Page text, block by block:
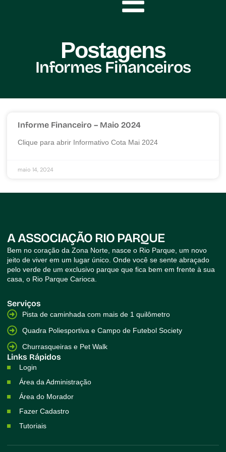
Postagens
Informes Financeiros
Informe Financeiro – Maio 2024
Clique para abrir Informativo Cota Mai 2024
maio 14, 2024
A ASSOCIAÇÃO RIO PARQUE
Bem no coração da Zona Norte, nasce o Rio Parque, um novo
jeito de viver em um lugar único. Onde você se sente abraçado
pelo verde de um exclusivo parque que fica bem em frente à sua
casa, o Rio Parque Carioca.
Serviços
Pista de caminhada com mais de 1 quilômetro
Quadra Poliesportiva e Campo de Futebol Society
Churrasqueiras e Pet Walk
Links Rápidos
Login
Área da Administração
Área do Morador
Fazer Cadastro
Tutoriais